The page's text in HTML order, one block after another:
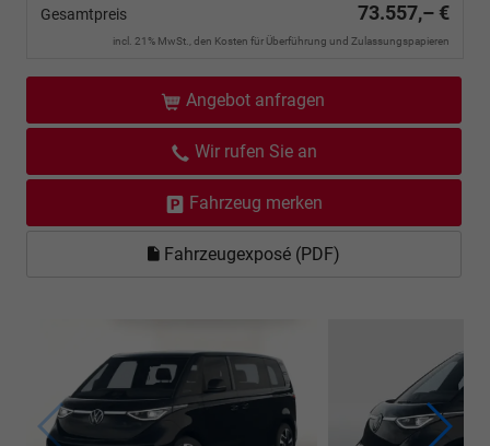
Gesamtpreis 73.557,– €
incl. 21% MwSt., den Kosten für Überführung und Zulassungspapieren
Angebot anfragen
Wir rufen Sie an
Fahrzeug merken
Fahrzeugexposé (PDF)